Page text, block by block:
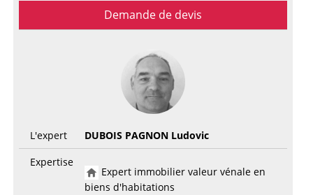
Demande de devis
L'expert
DUBOIS PAGNON Ludovic
Expertise
Expert immobilier valeur vénale en
biens d'habitations